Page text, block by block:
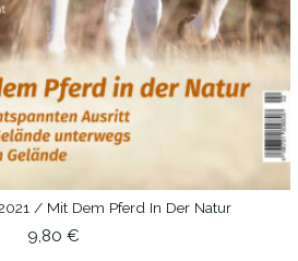
DEN WARENKORB
/ Mit Dem Pferd In Der Natur
9,80 €